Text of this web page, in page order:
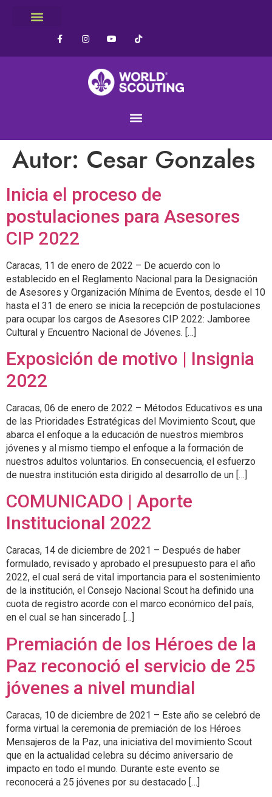
Autor: Cesar Gonzales
Inicia el proceso de
postulaciones para Asesores
CIP 2022
Caracas, 11 de enero de 2022 – De acuerdo con lo
establecido en el Reglamento Nacional para la Designación
de Asesores y Organización Mínima de Eventos, desde el 10
hasta el 31 de enero se inicia la recepción de postulaciones
para ocupar los cargos de Asesores CIP 2022: Jamboree
Cultural y Encuentro Nacional de Jóvenes. […]
Exposición de motivo | Insignia
2022
Caracas, 06 de enero de 2022 – Métodos Educativos es una
de las Prioridades Estratégicas del Movimiento Scout, que
abarca el enfoque a la educación de nuestros miembros
jóvenes y al mismo tiempo el enfoque a la formación de
nuestros adultos voluntarios. En consecuencia, el esfuerzo
de nuestra institución esta dirigido al desarrollo de un […]
COMUNICADO | Aporte
Institucional 2022
Caracas, 14 de diciembre de 2021 – Después de haber
formulado, revisado y aprobado el presupuesto para el año
2022, el cual será de vital importancia para el sostenimiento
de la institución, el Consejo Nacional Scout ha definido una
cuota de registro acorde con el marco económico del país,
en el cual se han sincerado […]
Premiación de los Héroes de la
Paz reconoció el servicio de 25
jóvenes a nivel mundial
Caracas, 10 de diciembre de 2021 – Este año se celebró de
forma virtual la ceremonia de premiación de los Héroes
Mensajeros de la Paz, una iniciativa del movimiento Scout
que en la actualidad celebra su décimo aniversario de
impacto en todo el mundo. Durante este evento se
reconocerá a 25 jóvenes por su destacado […]